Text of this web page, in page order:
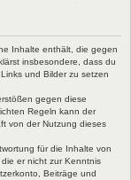
Inhalte enthält, die gegen
insbesondere, dass du
und Bilder zu setzen
gegen diese
Regeln kann der
von der Nutzung dieses
für die Inhalte von
er nicht zur Kenntnis
Beiträge und